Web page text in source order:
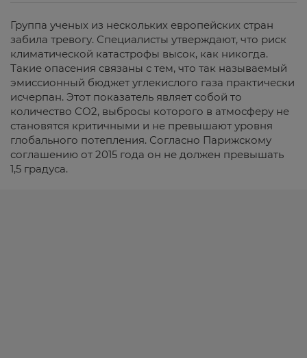
Группа ученых из нескольких европейских стран
забила тревогу. Специалисты утверждают, что риск
климатической катастрофы высок, как никогда.
Такие опасения связаны с тем, что так называемый
эмиссионный бюджет углекислого газа практически
исчерпан. Этот показатель являет собой то
количество CO2, выбросы которого в атмосферу не
становятся критичными и не превышают уровня
глобального потепления. Согласно Парижскому
соглашению от 2015 года он не должен превышать
1,5 градуса.